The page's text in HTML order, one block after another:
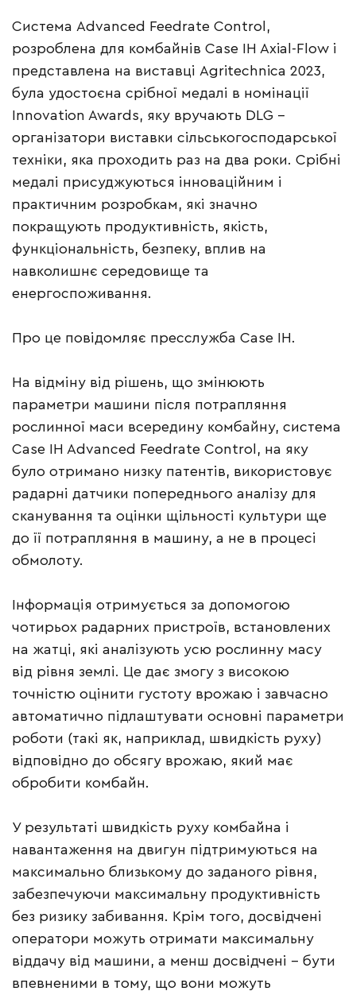
Система Advanced Feedrate Control,
розроблена для комбайнів Case IH Axial-Flow і
представлена на виставці Agritechnica 2023,
була удостоєна срібної медалі в номінації
Innovation Awards, яку вручають DLG –
організатори виставки сільськогосподарської
техніки, яка проходить раз на два роки. Срібні
медалі присуджуються інноваційним і
практичним розробкам, які значно
покращують продуктивність, якість,
функціональність, безпеку, вплив на
навколишнє середовище та
енергоспоживання.
Про це повідомляє пресслужба Case IH.
На відміну від рішень, що змінюють
параметри машини після потрапляння
рослинної маси всередину комбайну, система
Case IH Advanced Feedrate Control, на яку
було отримано низку патентів, використовує
радарні датчики попереднього аналізу для
сканування та оцінки щільності культури ще
до її потрапляння в машину, а не в процесі
обмолоту.
Інформація отримується за допомогою
чотирьох радарних пристроїв, встановлених
на жатці, які аналізують усю рослинну масу
від рівня землі. Це дає змогу з високою
точністю оцінити густоту врожаю і завчасно
автоматично підлаштувати основні параметри
роботи (такі як, наприклад, швидкість руху)
відповідно до обсягу врожаю, який має
обробити комбайн.
У результаті швидкість руху комбайна і
навантаження на двигун підтримуються на
максимально близькому до заданого рівня,
забезпечуючи максимальну продуктивність
без ризику забивання. Крім того, досвідчені
оператори можуть отримати максимальну
віддачу від машини, а менш досвідчені – бути
впевненими в тому, що вони можуть